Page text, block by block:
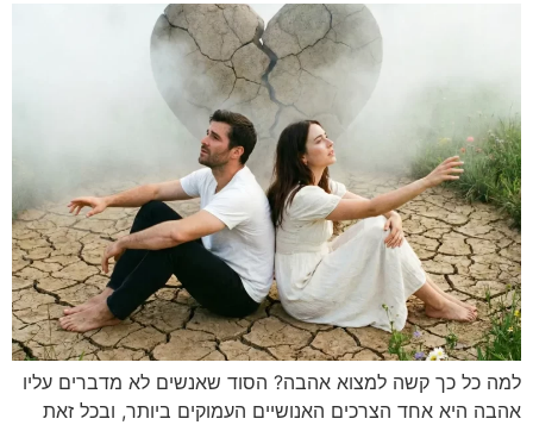
למה כל כך קשה למצוא אהבה? הסוד שאנשים לא מדברים עליו
אהבה היא אחד הצרכים האנושיים העמוקים ביותר, ובכל זאת